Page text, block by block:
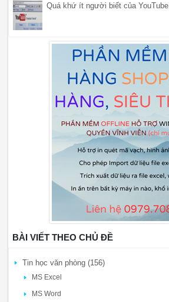
Quá khứ ít người biết của YouTube
BÀI VIẾT THEO CHỦ ĐỀ
Tin học văn phòng (156)
MS Excel
MS Word